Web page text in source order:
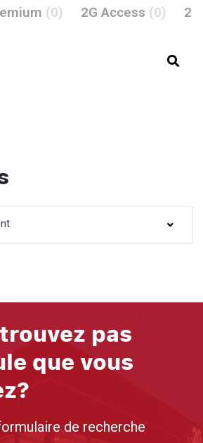
(0) 2G Access (0)
pas
que vous
de recherche